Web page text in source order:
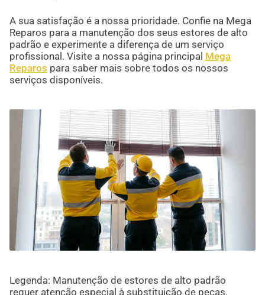
A sua satisfação é a nossa prioridade. Confie na Mega
Reparos para a manutenção dos seus estores de alto
padrão e experimente a diferença de um serviço
profissional. Visite a nossa página principal Mega
Reparos para saber mais sobre todos os nossos
serviços disponíveis.
Legenda: Manutenção de estores de alto padrão
requer atenção especial à substituição de peças.